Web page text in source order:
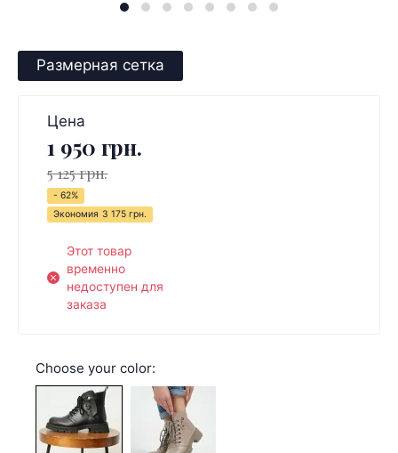
Размерная сетка
Цена
1 950 грн.
5 125 грн.
- 62%
Экономия 3 175 грн.
Этот товар
временно
недоступен для
заказа
Choose your color: